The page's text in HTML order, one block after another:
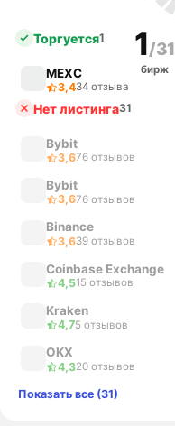
1/31
бирж
Торгуется1
MEXC
3,434 отзыва
Нет листинга31
Bybit
3,676 отзывов
Bybit
3,676 отзывов
Binance
3,639 отзывов
Coinbase Exchange
4,515 отзывов
Kraken
4,75 отзывов
OKX
4,320 отзывов
Показать все (31)